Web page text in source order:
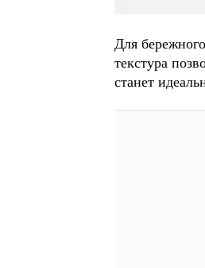
Для
текстура
станет